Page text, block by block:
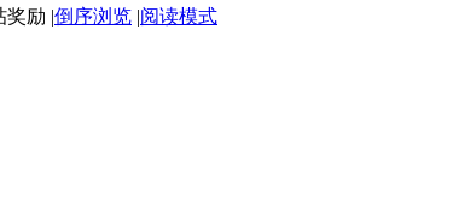
|倒序浏览 |阅读模式